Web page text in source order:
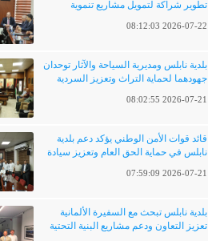
تطوير شراكة لتمويل مشاريع تنموية
2026-07-22 08:12:03
بلدية نابلس ومديرية السياحة والآثار توحدان
جهودهما لحماية التراث وتعزيز السردية
2026-07-21 08:02:55
قائد قوات الأمن الوطني يؤكد دعم بلدية
نابلس في حماية الحق العام وتعزيز سيادة
2026-07-21 07:59:09
بلدية نابلس تبحث مع السفيرة الألمانية
تعزيز التعاون ودعم مشاريع البنية التحتية